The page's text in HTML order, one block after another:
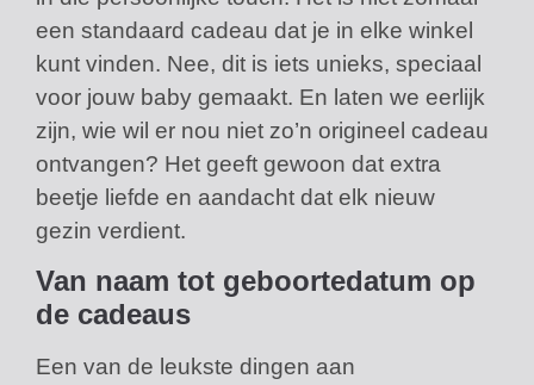
een standaard cadeau dat je in elke winkel
kunt vinden. Nee, dit is iets unieks, speciaal
voor jouw baby gemaakt. En laten we eerlijk
zijn, wie wil er nou niet zo’n origineel cadeau
ontvangen? Het geeft gewoon dat extra
beetje liefde en aandacht dat elk nieuw
gezin verdient.
Van naam tot geboortedatum op
de cadeaus
Een van de leukste dingen aan